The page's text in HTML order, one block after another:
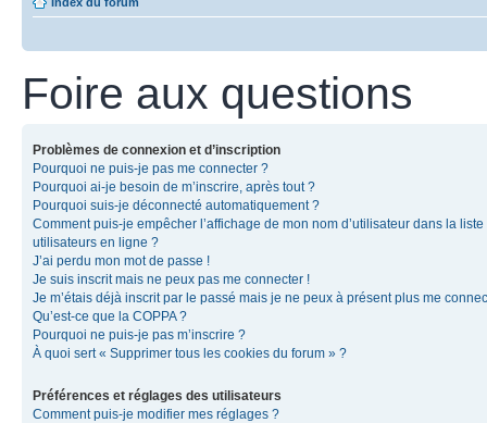
Foire aux questions
Problèmes de connexion et d’inscription
Pourquoi ne puis-je pas me connecter ?
Pourquoi ai-je besoin de m’inscrire, après tout ?
Pourquoi suis-je déconnecté automatiquement ?
Comment puis-je empêcher l’affichage de mon nom d’utilisateur dans la liste
utilisateurs en ligne ?
J’ai perdu mon mot de passe !
Je suis inscrit mais ne peux pas me connecter !
Je m’étais déjà inscrit par le passé mais je ne peux à présent plus me
Qu’est-ce que la COPPA ?
Pourquoi ne puis-je pas m’inscrire ?
À quoi sert « Supprimer tous les cookies du forum » ?
Préférences et réglages des utilisateurs
Comment puis-je modifier mes réglages ?